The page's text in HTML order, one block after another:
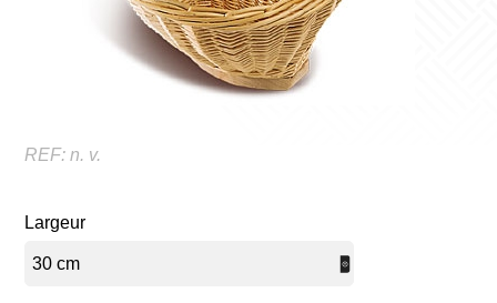
REF:n. v.
Largeur